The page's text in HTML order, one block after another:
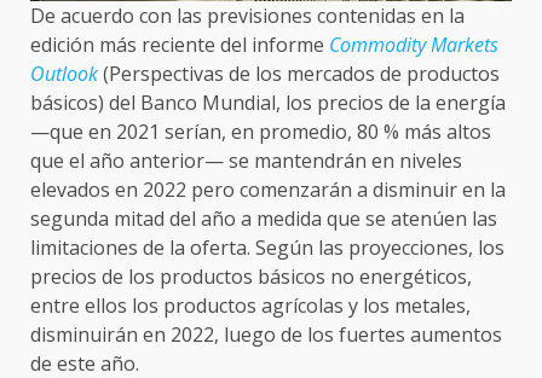
De acuerdo con las previsiones contenidas en la
edición más reciente del informe Commodity Markets
Outlook(Perspectivas de los mercados de productos
básicos) del Banco Mundial, los precios de la energía
—que en 2021 serían, en promedio, 80 % más altos
que el año anterior— se mantendrán en niveles
elevados en 2022 pero comenzarán a disminuir en la
segunda mitad del año a medida que se atenúen las
limitaciones de la oferta. Según las proyecciones, los
precios de los productos básicos no energéticos,
entre ellos los productos agrícolas y los metales,
disminuirán en 2022, luego de los fuertes aumentos
de este año.